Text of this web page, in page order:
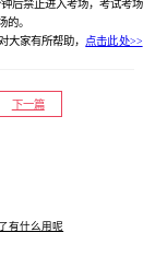
后禁止进入考场，考试考场
的。
家有所帮助， 点击此处>>
下一篇
有什么用呢